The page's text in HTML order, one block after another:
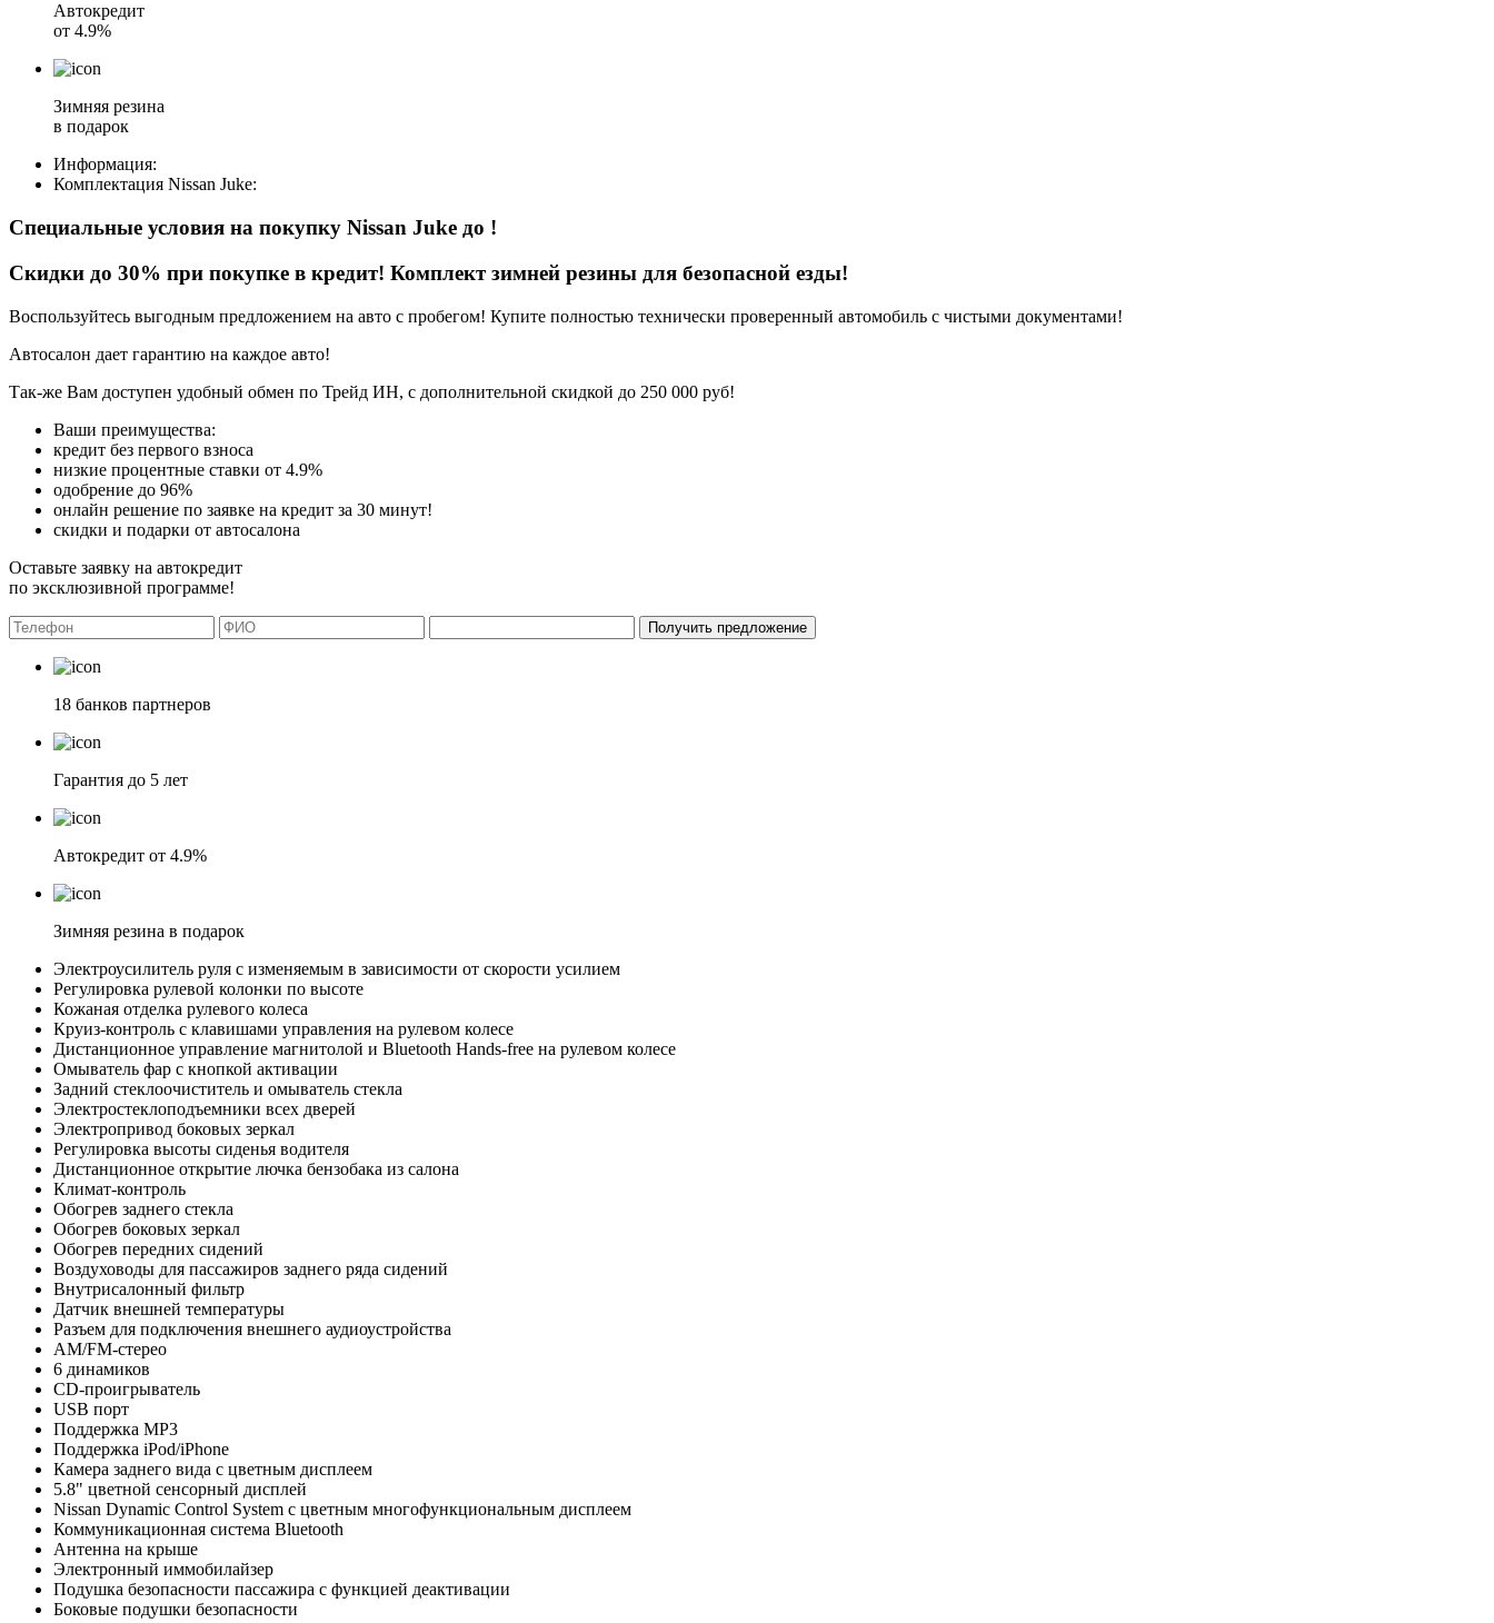
Автокредит
от 4.9%
Зимняя резина
в подарок
Информация:
Комплектация Nissan Juke:
Специальные условия на покупку Nissan Juke до !
Скидки до 30% при покупке в кредит! Комплект зимней резины для безопасной езды!
Воспользуйтесь выгодным предложением на авто с пробегом! Купите полностью технически проверенный автомобиль с чистыми документами!
Автосалон дает гарантию на каждое авто!
Так-же Вам доступен удобный обмен по Трейд ИН, с дополнительной скидкой до 250 000 руб!
Ваши преимущества:
кредит без первого взноса
низкие процентные ставки от 4.9%
одобрение до 96%
онлайн решение по заявке на кредит за 30 минут!
скидки и подарки от автосалона
Оставьте заявку на автокредит
по эксклюзивной программе!
Получить предложение
18 банков партнеров
Гарантия до 5 лет
Автокредит от 4.9%
Зимняя резина в подарок
Электроусилитель руля с изменяемым в зависимости от скорости усилием
Регулировка рулевой колонки по высоте
Кожаная отделка рулевого колеса
Круиз-контроль с клавишами управления на рулевом колесе
Дистанционное управление магнитолой и Bluetooth Hands-free на рулевом колесе
Омыватель фар с кнопкой активации
Задний стеклоочиститель и омыватель стекла
Электростеклоподъемники всех дверей
Электропривод боковых зеркал
Регулировка высоты сиденья водителя
Дистанционное открытие лючка бензобака из салона
Климат-контроль
Обогрев заднего стекла
Обогрев боковых зеркал
Обогрев передних сидений
Воздуховоды для пассажиров заднего ряда сидений
Внутрисалонный фильтр
Датчик внешней температуры
Разъем для подключения внешнего аудиоустройства
AM/FM-стерео
6 динамиков
CD-проигрыватель
USB порт
Поддержка MP3
Поддержка iPod/iPhone
Камера заднего вида с цветным дисплеем
5.8" цветной сенсорный дисплей
Nissan Dynamic Control System с цветным многофункциональным дисплеем
Коммуникационная система Bluetooth
Антенна на крыше
Электронный иммобилайзер
Подушка безопасности пассажира с функцией деактивации
Боковые подушки безопасности